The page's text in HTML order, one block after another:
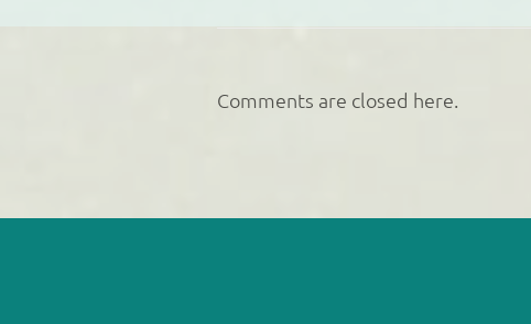
Comments are closed here.